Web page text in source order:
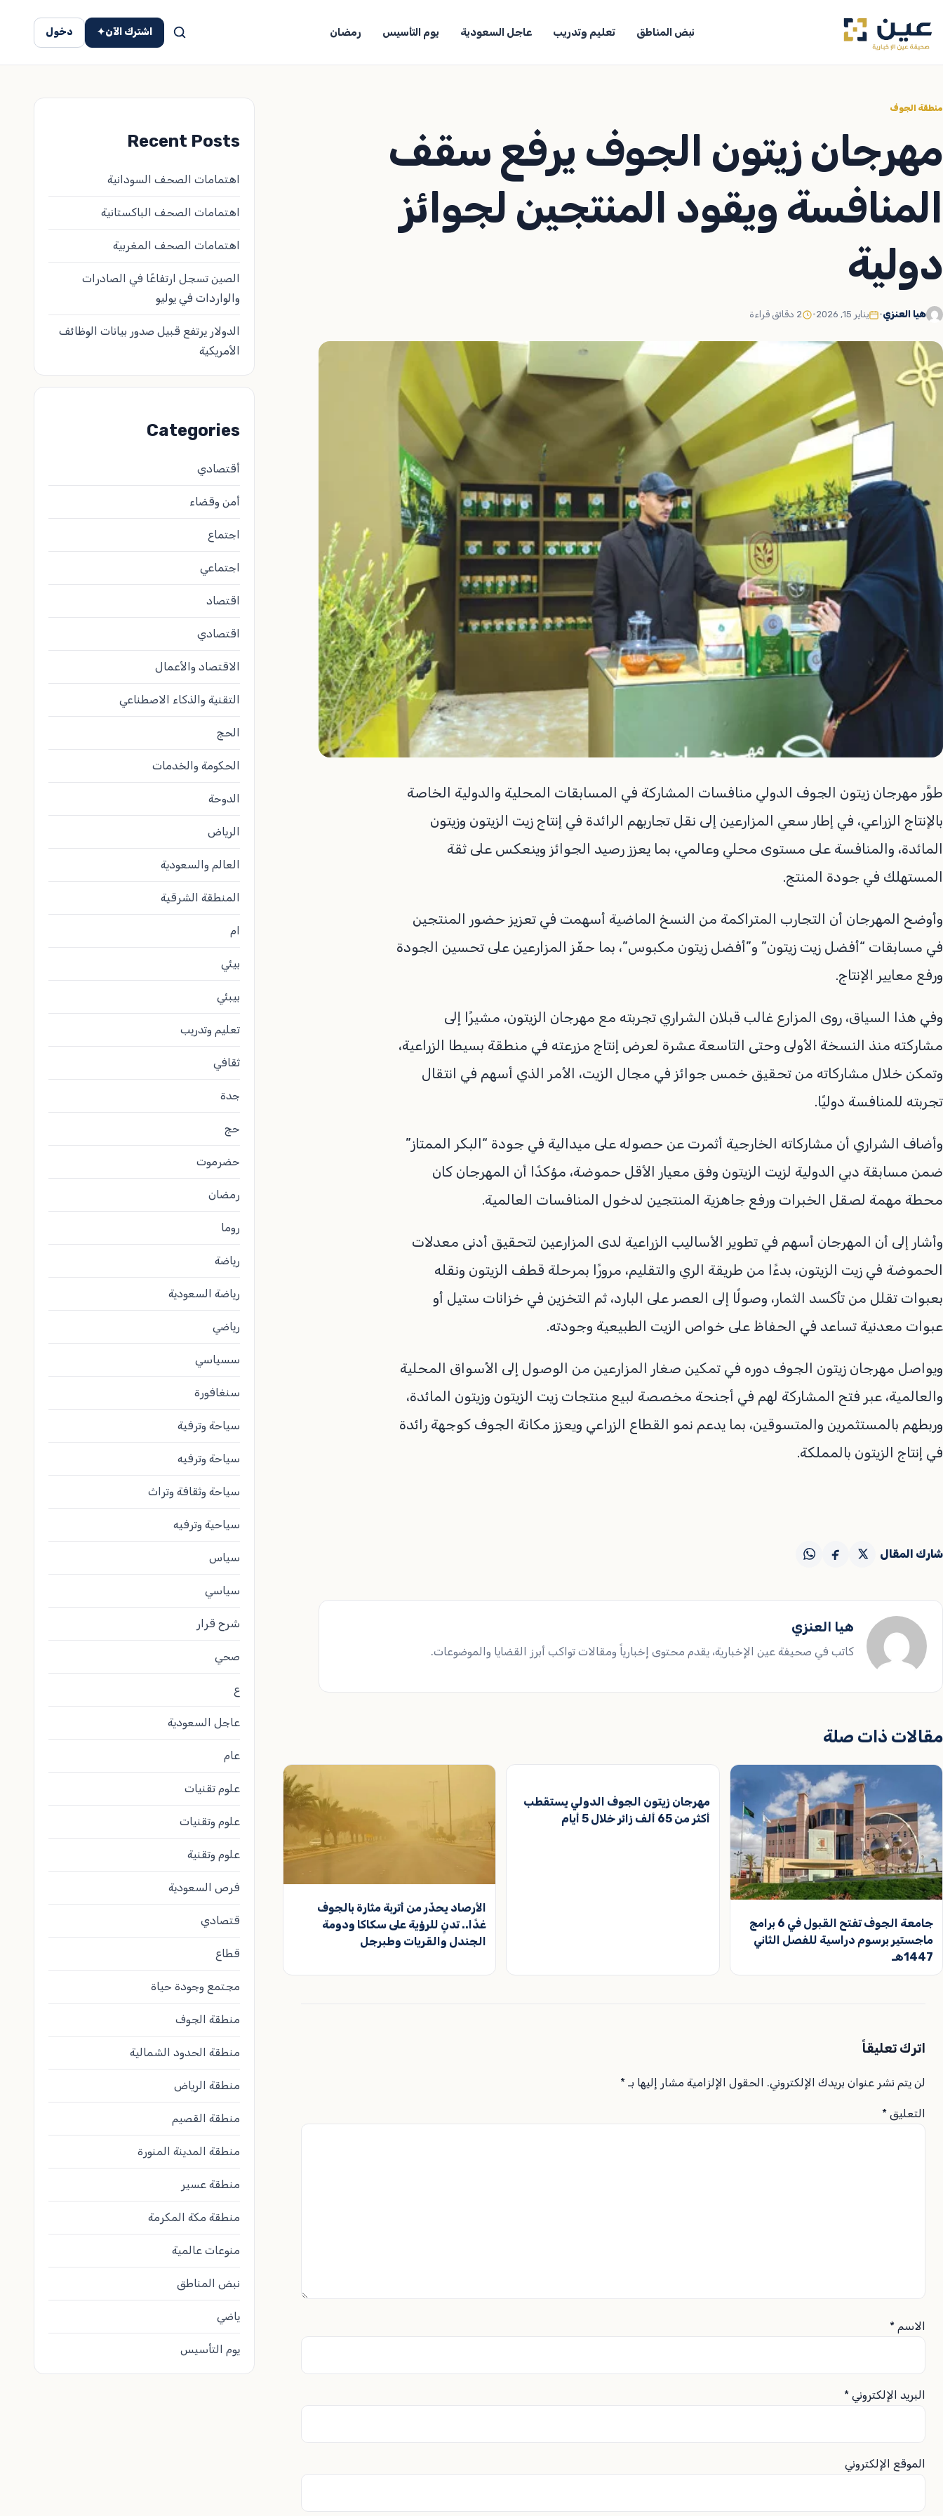
إلى
المحتوى
نبض المناطق تعليم وتدريب عاجل السعودية يوم التأسيس رمضان اشترك الآن✦ دخول
منطقة الجوف
مهرجان زيتون الجوف يرفع سقف
المنافسة ويقود المنتجين لجوائز
دولية
هيا العنزي• يناير 15, 2026 • 2 دقائق قراءة
طوَّر مهرجان زيتون الجوف الدولي منافسات المشاركة في المسابقات المحلية والدولية الخاصة
بالإنتاج الزراعي، في إطار سعي المزارعين إلى نقل تجاربهم الرائدة في إنتاج زيت الزيتون وزيتون
المائدة، والمنافسة على مستوى محلي وعالمي، بما يعزز رصيد الجوائز وينعكس على ثقة
المستهلك في جودة المنتج.
وأوضح المهرجان أن التجارب المتراكمة من النسخ الماضية أسهمت في تعزيز حضور المنتجين
في مسابقات “أفضل زيت زيتون” و”أفضل زيتون مكبوس”، بما حفّز المزارعين على تحسين الجودة
ورفع معايير الإنتاج.
وفي هذا السياق، روى المزارع غالب قبلان الشراري تجربته مع مهرجان الزيتون، مشيرًا إلى
مشاركته منذ النسخة الأولى وحتى التاسعة عشرة لعرض إنتاج مزرعته في منطقة بسيطا الزراعية،
وتمكن خلال مشاركاته من تحقيق خمس جوائز في مجال الزيت، الأمر الذي أسهم في انتقال
تجربته للمنافسة دوليًا.
وأضاف الشراري أن مشاركاته الخارجية أثمرت عن حصوله على ميدالية في جودة “البكر الممتاز”
ضمن مسابقة دبي الدولية لزيت الزيتون وفق معيار الأقل حموضة، مؤكدًا أن المهرجان كان
محطة مهمة لصقل الخبرات ورفع جاهزية المنتجين لدخول المنافسات العالمية.
وأشار إلى أن المهرجان أسهم في تطوير الأساليب الزراعية لدى المزارعين لتحقيق أدنى معدلات
الحموضة في زيت الزيتون، بدءًا من طريقة الري والتقليم، مرورًا بمرحلة قطف الزيتون ونقله
بعبوات تقلل من تأكسد الثمار، وصولًا إلى العصر على البارد، ثم التخزين في خزانات ستيل أو
عبوات معدنية تساعد في الحفاظ على خواص الزيت الطبيعية وجودته.
ويواصل مهرجان زيتون الجوف دوره في تمكين صغار المزارعين من الوصول إلى الأسواق المحلية
والعالمية، عبر فتح المشاركة لهم في أجنحة مخصصة لبيع منتجات زيت الزيتون وزيتون المائدة،
وربطهم بالمستثمرين والمتسوقين، بما يدعم نمو القطاع الزراعي ويعزز مكانة الجوف كوجهة رائدة
في إنتاج الزيتون بالمملكة.
شارك المقال
هيا العنزي
كاتب في صحيفة عين الإخبارية، يقدم محتوى إخبارياً ومقالات تواكب أبرز القضايا والموضوعات.
مقالات ذات صلة
جامعة الجوف تفتح القبول في 6 برامج
ماجستير برسوم دراسية للفصل الثاني
1447هـ
مهرجان زيتون الجوف الدولي يستقطب
أكثر من 65 ألف زائر خلال 5 أيام
الأرصاد يحذّر من أتربة مثارة بالجوف
غدًا.. تدنٍ للرؤية على سكاكا ودومة
الجندل والقريات وطبرجل
اترك تعليقاً
لن يتم نشر عنوان بريدك الإلكتروني. الحقول الإلزامية مشار إليها بـ*
التعليق*
الاسم*
البريد الإلكتروني*
الموقع الإلكتروني
Recent Posts
اهتمامات الصحف السودانية
اهتمامات الصحف الباكستانية
اهتمامات الصحف المغربية
الصين تسجل ارتفاعًا في الصادرات
والواردات في يوليو
الدولار يرتفع قبيل صدور بيانات الوظائف
الأمريكية
Categories
أقتصادي
أمن وقضاء
اجتماع
اجتماعي
اقتصاد
اقتصادي
الاقتصاد والأعمال
التقنية والذكاء الاصطناعي
الحج
الحكومة والخدمات
الدوحة
الرياض
العالم والسعودية
المنطقة الشرقية
ام
بيئي
بيبئي
تعليم وتدريب
ثقافي
جدة
حج
حضرموت
رمضان
روما
رياضة
رياضة السعودية
رياضي
سسياسي
سنغافورة
سياحة وترفية
سياحة وترفيه
سياحة وثقافة وتراث
سياحية وترفيه
سياس
سياسي
شرح قرار
صحي
ع
عاجل السعودية
عام
علوم تقنيات
علوم وتقنيات
علوم وتقنية
فرص السعودية
قتصادي
قطاع
مجتمع وجودة حياة
منطقة الجوف
منطقة الحدود الشمالية
منطقة الرياض
منطقة القصيم
منطقة المدينة المنورة
منطقة عسير
منطقة مكة المكرمة
منوعات عالمية
نبض المناطق
ياضي
يوم التأسيس